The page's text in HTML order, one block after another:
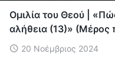
Ομιλία του Θεού |
αλήθεια (13)» (Μέρος
20 Νοέμβριος 2024